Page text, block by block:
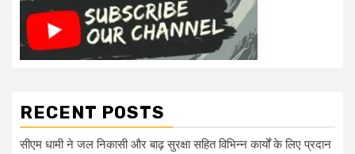
RECENT POSTS
सीएम धामी ने जल निकासी और बाढ़ सुरक्षा सहित विभिन्न कार्यों के लिए प्रदान